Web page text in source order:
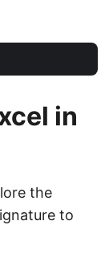
in
the
to